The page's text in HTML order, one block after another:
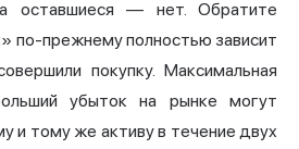
оставшиеся — нет. Обратите
по-прежнему полностью зависит
покупку. Максимальная
убыток на рынке могут
и тому же активу в течение двух